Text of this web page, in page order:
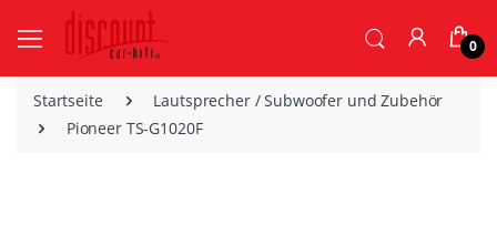
0
Startseite
Lautsprecher / Subwoofer und Zubehör
Pioneer TS-G1020F